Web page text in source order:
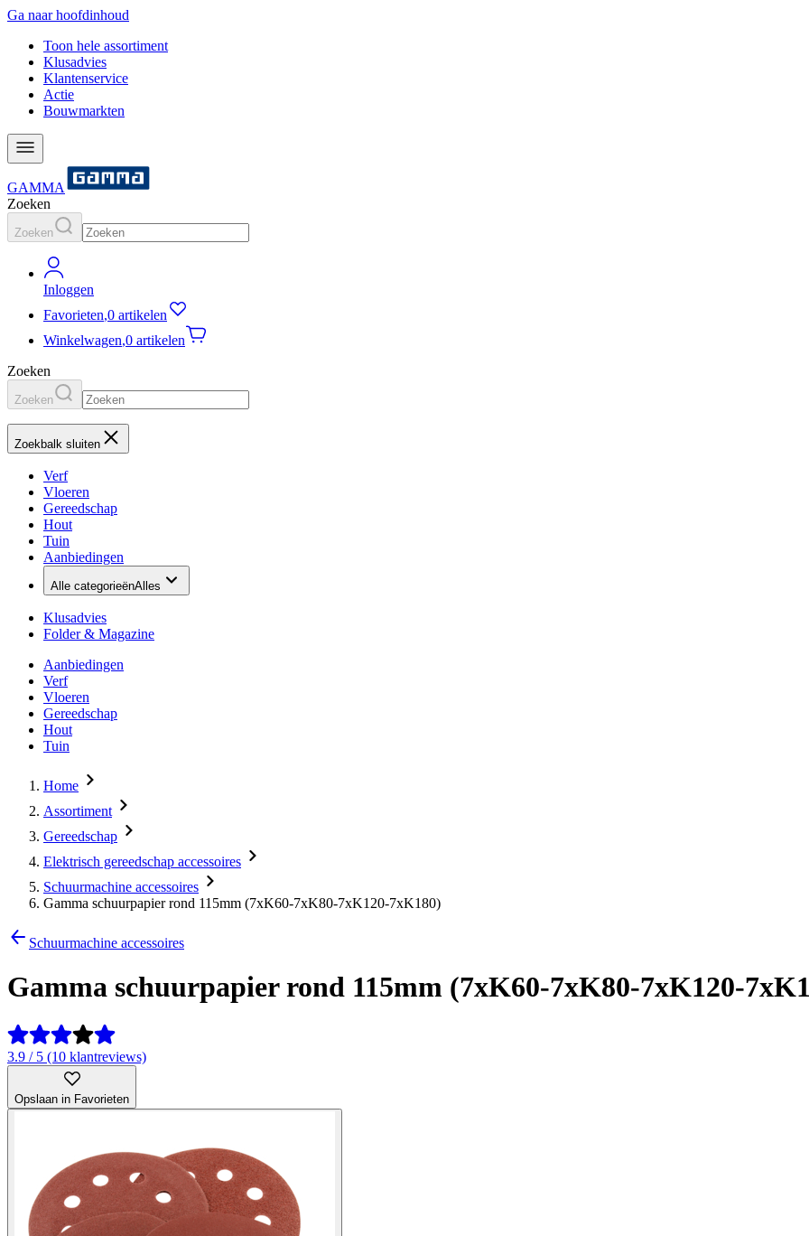
Ga naar hoofdinhoud
Toon hele assortiment
Klusadvies
Klantenservice
Actie
Bouwmarkten
GAMMA
Zoeken
Zoeken
Inloggen
Favorieten,0 artikelen
Winkelwagen,0 artikelen
Zoeken
Zoeken
Zoekbalk sluiten
Verf
Vloeren
Gereedschap
Hout
Tuin
Aanbiedingen
Alle categorieënAlles
Klusadvies
Folder & Magazine
Aanbiedingen
Verf
Vloeren
Gereedschap
Hout
Tuin
Home
Assortiment
Gereedschap
Elektrisch gereedschap accessoires
Schuurmachine accessoires
Gamma schuurpapier rond 115mm (7xK60-7xK80-7xK120-7xK180)
Schuurmachine accessoires
Gamma schuurpapier rond 115mm (7xK60-7xK80-7xK120-
3.9 / 5 (10 klantreviews)
Opslaan in Favorieten